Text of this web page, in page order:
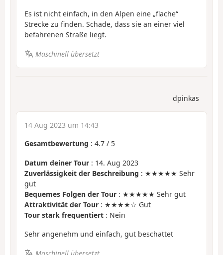
Es ist nicht einfach, in den Alpen eine „flache“
Strecke zu finden. Schade, dass sie an einer viel
befahrenen Straße liegt.
Maschinell übersetzt
dpinkas
14 Aug 2023 um 14:43
Gesamtbewertung : 4.7 / 5
Datum deiner Tour : 14. Aug 2023
Zuverlässigkeit der Beschreibung : ★★★★★ Sehr
gut
Bequemes Folgen der Tour : ★★★★★ Sehr gut
Attraktivität der Tour : ★★★★☆ Gut
Tour stark frequentiert : Nein
Sehr angenehm und einfach, gut beschattet